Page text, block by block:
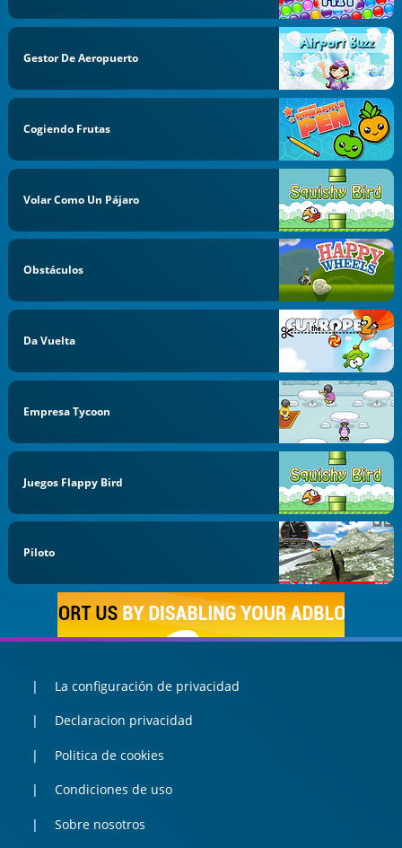
Gestor De Aeropuerto
Cogiendo Frutas
Volar Como Un Pájaro
Obstáculos
Da Vuelta
Empresa Tycoon
Juegos Flappy Bird
Piloto
La configuración de privacidad
Declaracion privacidad
Politica de cookies
Condiciones de uso
Sobre nosotros